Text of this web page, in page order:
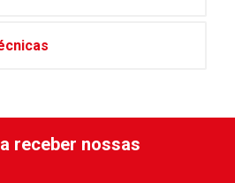
receber nossas